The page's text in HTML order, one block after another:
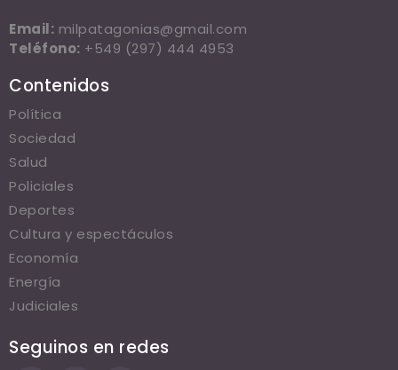
Email: milpatagonias@gmail.com
Teléfono: +549 (297) 444 4953
Contenidos
Política
Sociedad
Salud
Policiales
Deportes
Cultura y espectáculos
Economía
Energía
Judiciales
Seguinos en redes